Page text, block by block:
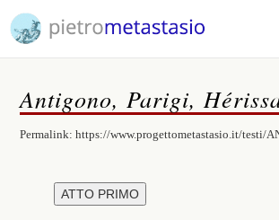
Antigono, Parigi,
Permalink:https://www.progettometastasio.it/testi/